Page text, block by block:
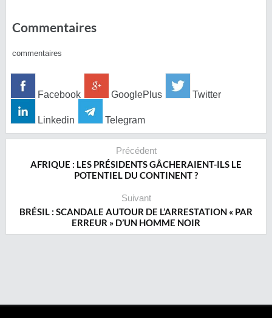
Commentaires
commentaires
Facebook GooglePlus Twitter
Linkedin Telegram
Précédent
AFRIQUE : LES PRÉSIDENTS GÂCHERAIENT-ILS LE
POTENTIEL DU CONTINENT ?
Suivant
BRÉSIL : SCANDALE AUTOUR DE L’ARRESTATION « PAR
ERREUR » D’UN HOMME NOIR